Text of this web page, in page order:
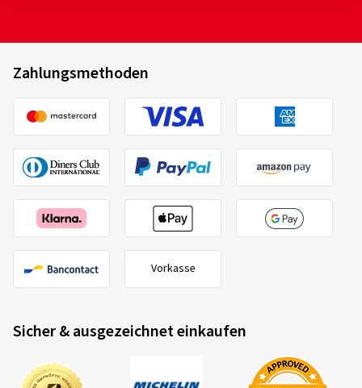
Zahlungsmethoden
Vorkasse
Sicher & ausgezeichnet einkaufen